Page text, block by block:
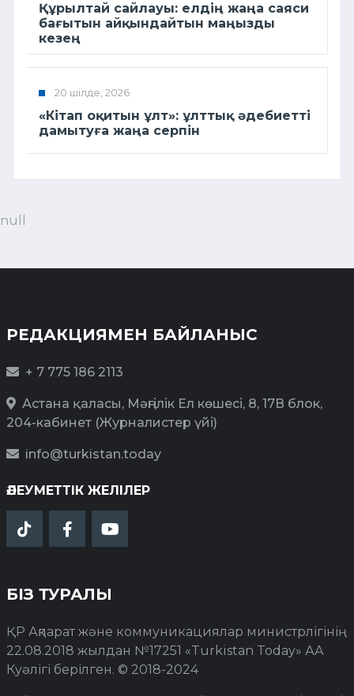
Құрылтай сайлауы: елдің жаңа саяси
бағытын айқындайтын маңызды
кезең
20 шілде, 2026
«Кітап оқитын ұлт»: ұлттық әдебиетті
дамытуға жаңа серпін
null
РЕДАКЦИЯМЕН БАЙЛАНЫС
+ 7 775 186 2113
Астана қаласы, Мәңгілік Ел көшесі, 8, 17В блок,
204-кабинет (Журналистер үйі)
info@turkistan.today
ӘЛЕУМЕТТІК ЖЕЛІЛЕР
БІЗ ТУРАЛЫ
ҚР Ақпарат және коммуникациялар министрлігінің
22.08.2018 жылдан №17251 «Turkistan Today» АА
Куәлігі берілген. © 2018-2024